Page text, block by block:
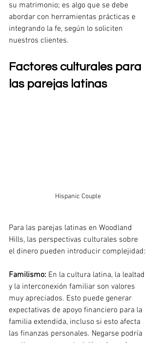
su matrimonio; es algo que se debe
abordar con herramientas prácticas e
integrando la fe, según lo soliciten
nuestros clientes.
Factores culturales para
las parejas latinas
Hispanic Couple
Para las parejas latinas en Woodland
Hills, las perspectivas culturales sobre
el dinero pueden introducir complejidad:
Familismo: En la cultura latina, la lealtad
y la interconexión familiar son valores
muy apreciados. Esto puede generar
expectativas de apoyo financiero para la
familia extendida, incluso si esto afecta
las finanzas personales. Negarse podría